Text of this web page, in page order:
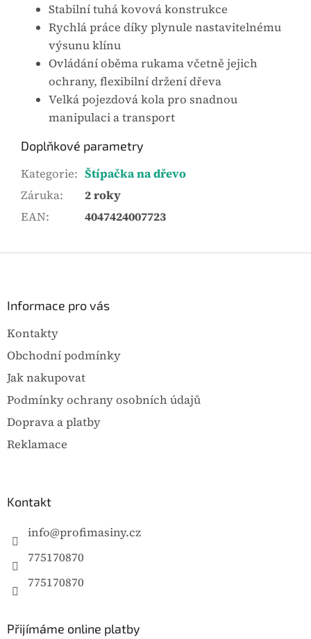
Stabilní tuhá kovová konstrukce
Rychlá práce díky plynule nastavitelnému
výsunu klínu
Ovládání oběma rukama včetně jejich
ochrany, flexibilní držení dřeva
Velká pojezdová kola pro snadnou
manipulaci a transport
Doplňkové parametry
Kategorie: Štípačka na dřevo
Záruka:
2 roky
EAN: 4047424007723
Informace pro vás
Kontakty
Obchodní podmínky
Jak nakupovat
Podmínky ochrany osobních údajů
Doprava a platby
Reklamace
Kontakt
info@profimasiny.cz
775170870
775170870
Přijímáme online platby